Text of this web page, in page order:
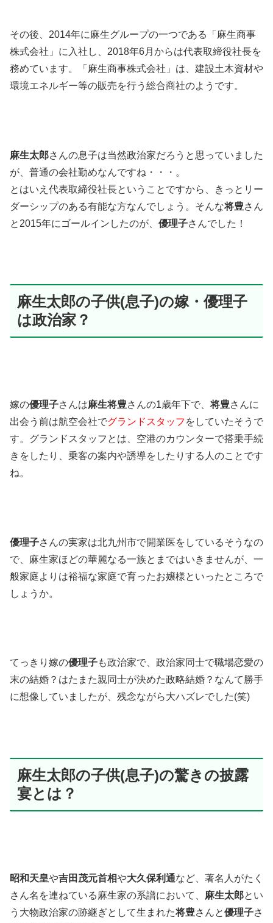
その後、2014年に麻生グループの一つである「麻生商事
株式会社」に入社し、2018年6月からは代表取締役社長を
務めています。「麻生商事株式会社」は、建設土木資材や
環境エネルギー等の販売を行う総合商社のようです。
麻生太郎さんの息子は当然政治家だろうと思っていました
が、普通の会社勤めなんですね・・・。
とはいえ代表取締役社長ということですから、きっとリー
ダーシップのある有能な方なんでしょう。そんな将豊さん
と2015年にゴールインしたのが、 優理子さんでした！
麻生太郎の子供(息子)の嫁・優理子
は政治家？
嫁の優理子さんは麻生将豊さんの1歳年下で、将豊さんに
出会う前は航空会社でグランドスタッフ をしていたそうで
す。グランドスタッフとは、空港のカウンターで搭乗手続
きをしたり、乗客の案内や誘導をしたりする人のことです
ね。
優理子さんの実家は北九州市で開業医をしているそうなの
で、麻生家ほどの華麗なる一族とまではいきませんが、一
般家庭よりは裕福な家庭で育ったお嬢様といったところで
しょうか。
てっきり嫁の優理子も政治家で、政治家同士で職場恋愛の
末の結婚？はたまた親同士が決めた政略結婚？なんて勝手
に想像していましたが、残念ながら大ハズレでした(笑)
麻生太郎の子供(息子)の驚きの披露
宴とは？
昭和天皇や吉田茂元首相や大久保利通など、著名人がたく
さん名を連ねている麻生家の系譜において、 麻生太郎とい
う大物政治家の跡継ぎとして生まれた将豊さんと優理子さ